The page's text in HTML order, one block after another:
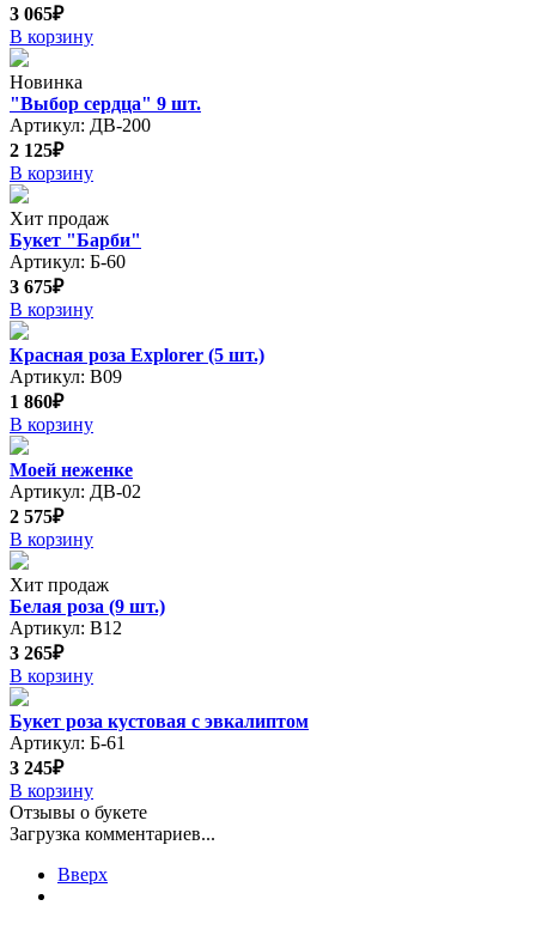
3 065₽
В корзину
Новинка
"Выбор сердца" 9 шт.
Артикул: ДВ-200
2 125₽
В корзину
Хит продаж
Букет "Барби"
Артикул: Б-60
3 675₽
В корзину
Красная роза Explorer (5 шт.)
Артикул: В09
1 860₽
В корзину
Моей неженке
Артикул: ДВ-02
2 575₽
В корзину
Хит продаж
Белая роза (9 шт.)
Артикул: В12
3 265₽
В корзину
Букет роза кустовая с эвкалиптом
Артикул: Б-61
3 245₽
В корзину
Отзывы о букете
Загрузка комментариев...
Вверх